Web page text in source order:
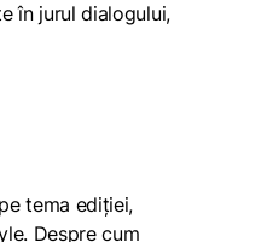
în jurul dialogului,
tema ediției,
Despre cum